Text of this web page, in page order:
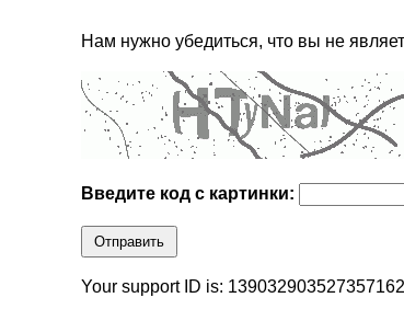
Нам нужно убедиться, что вы не
Введите код с картинки:
Отправить
Your support ID is: